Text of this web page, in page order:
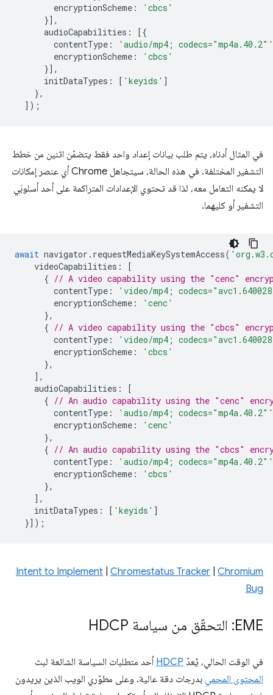
encryptionScheme :
'cbcs'
}],
audioCapabilities :
[{
contentType :
'audio/mp4; codecs="mp4a.40.2"'
encryptionScheme :
'cbcs'
}],
initDataTypes : [ 'keyids' ]
},
]);
في المثال أدناه، يتم طلب بيانات إعداد واحد فقط يتضمّن اثنين من خطط
التشفير المختلفة. في هذه الحالة، سيتجاهل Chrome أي عنصر إمكانات
لا يمكنه التعامل معه، لذا قد تحتوي الإعدادات المتراكمة على أحد أسلوبَي
التشفير أو كليهما.
await navigator . requestMediaKeySystemAccess(
videoCapabilities :
[
{ // A video capability using the "cenc"
contentType :
'video/mp4;
encryptionScheme :
'cenc'
},
{ // A video capability using the "cbcs"
contentType :
'video/mp4;
encryptionScheme :
'cbcs'
},
],
audioCapabilities :
[
{ // An audio capability using the "cenc"
contentType :
'audio/mp4; codecs="mp4a.40.2"'
encryptionScheme :
'cenc'
},
{ // An audio capability using the "cbcs"
contentType :
'audio/mp4; codecs="mp4a.40.2"'
encryptionScheme :
'cbcs'
},
],
initDataTypes : [ 'keyids' ]
}]);
Intent to Implement Chromestatus Tracker Chromium
Bug
EME: التحقّق من سياسة HDCP
في الوقت الحالي، يُعدّ HDCP أحد متطلبات السياسة الشائعة لبث
المحتوى المحمي بدرجات دقة عالية. وعلى مطوّري الويب الذين يريدون